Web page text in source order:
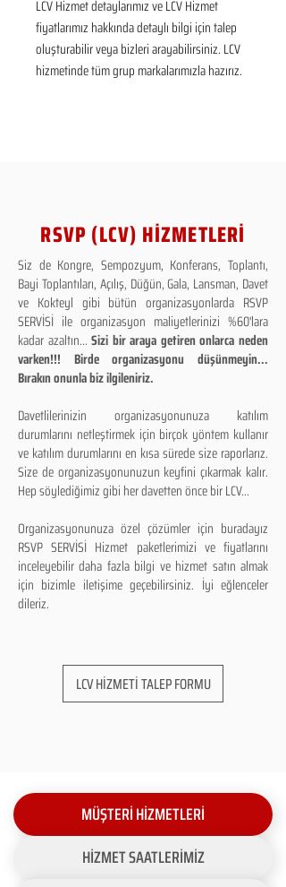
LCV Hizmet detaylarımız ve LCV Hizmet
fiyatlarımız hakkında detaylı bilgi için talep
oluşturabilir veya bizleri arayabilirsiniz. LCV
hizmetinde tüm grup markalarımızla hazırız.
RSVP (LCV) HİZMETLERİ
Siz de Kongre, Sempozyum, Konferans, Toplantı,
Bayi Toplantıları, Açılış, Düğün, Gala, Lansman, Davet
ve Kokteyl gibi bütün organizasyonlarda RSVP
SERVİSİ ile organizasyon maliyetlerinizi %60'lara
kadar azaltın...Sizi bir araya getiren onlarca neden
varken!!! Birde organizasyonu düşünmeyin...
Bırakın onunla biz ilgileniriz.
Davetlilerinizin organizasyonunuza katılım
durumlarını netleştirmek için birçok yöntem kullanır
ve katılım durumlarını en kısa sürede size raporlarız.
Size de organizasyonunuzun keyfini çıkarmak kalır.
Hep söylediğimiz gibi her davetten önce bir LCV...
Organizasyonunuza özel çözümler için buradayız
RSVP SERVİSİ Hizmet paketlerimizi ve fiyatlarını
inceleyebilir daha fazla bilgi ve hizmet satın almak
için bizimle iletişime geçebilirsiniz. İyi eğlenceler
dileriz.
LCV HİZMETİ TALEP FORMU
MÜŞTERİ HİZMETLERİ
HİZMET SAATLERİMİZ